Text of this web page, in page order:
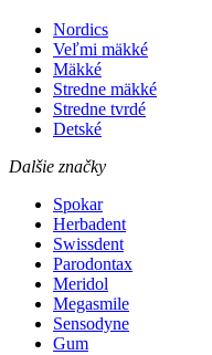
Nordics
Veľmi mäkké
Mäkké
Stredne mäkké
Stredne tvrdé
Detské
Dalšie značky
Spokar
Herbadent
Swissdent
Parodontax
Meridol
Megasmile
Sensodyne
Gum